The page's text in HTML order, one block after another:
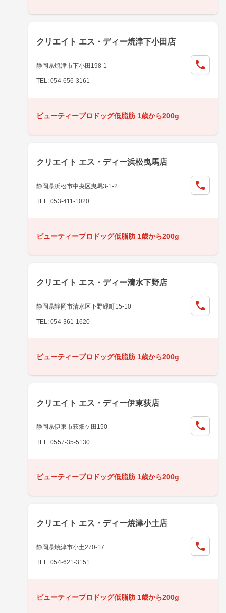
クリエイト エス・ディー焼津下小田店
静岡県焼津市下小田198-1
TEL: 054-656-3161
ビューティープロドッグ低脂肪 1歳から200g
クリエイト エス・ディー浜松曳馬店
静岡県浜松市中央区曳馬3-1-2
TEL: 053-411-1020
ビューティープロドッグ低脂肪 1歳から200g
クリエイト エス・ディー清水下野店
静岡県静岡市清水区下野緑町15-10
TEL: 054-361-1620
ビューティープロドッグ低脂肪 1歳から200g
クリエイト エス・ディー伊東荻店
静岡県伊東市萩畑ケ田150
TEL: 0557-35-5130
ビューティープロドッグ低脂肪 1歳から200g
クリエイト エス・ディー焼津小土店
静岡県焼津市小土270-17
TEL: 054-621-3151
ビューティープロドッグ低脂肪 1歳から200g